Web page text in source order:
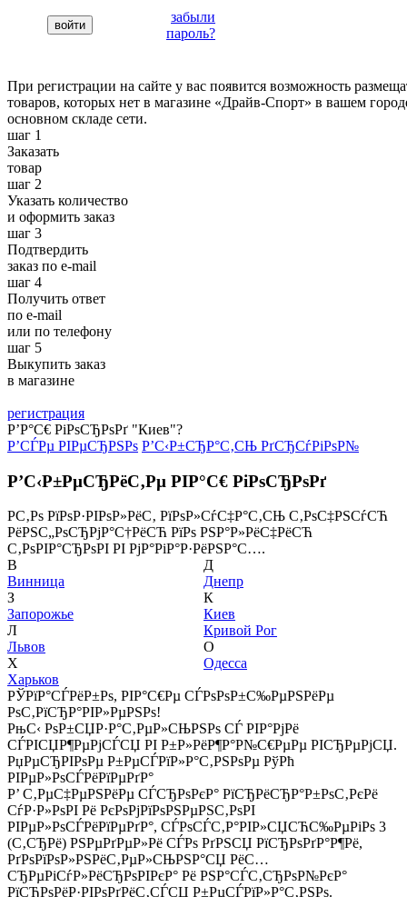
забыли
пароль?
При регистрации на сайте у вас появится возможность
товаров, которых нет в магазине «Драйв-Спорт» в вашем
основном складе сети.
шаг 1
Заказать
товар
шаг 2
Указать количество
и оформить заказ
шаг 3
Подтвердить
заказ по e-mail
шаг 4
Получить ответ
по e-mail
или по телефону
шаг 5
Выкупить заказ
в магазине
регистрация
Р’Р°С€ РіРѕСЂРѕРґ "Киев"?
Р’СЃРµ РІРµСЂРЅРѕ Р’С‹Р±СЂР°С‚СЊ РґСЂСѓРіРѕР№
Р’С‹Р±РµСЂРёС‚Рµ РІР°С€ РіРѕСЂРѕРґ
Р­С‚Рѕ РїРѕР·РІРѕР»РёС‚ РїРѕР»СѓС‡Р°С‚СЊ С‚РѕС‡РЅСѓСЋ
РёРЅС„РѕСЂРјР°С†РёСЋ РїРѕ РЅР°Р»РёС‡РёСЋ
С‚РѕРІР°СЂРѕРІ РІ РјР°РіР°Р·РёРЅР°С….
В
Винница
З
Запорожье
Л
Львов
Х
Харьков
Д
Днепр
К
Киев
Кривой Рог
О
Одесса
РЎРїР°СЃРёР±Рѕ, РІР°С€Рµ СЃРѕРѕР±С‰РµРЅРёРµ
РѕС‚РїСЂР°РІР»РµРЅРѕ!
РњС‹ РѕР±СЏР·Р°С‚РµР»СЊРЅРѕ СЃ РІР°РјРё
СЃРІСЏР¶РµРјСЃСЏ РІ Р±Р»РёР¶Р°Р№С€РµРµ РІСЂРµРјСЏ.
РџРµСЂРІРѕРµ Р±РµСЃРїР»Р°С‚РЅРѕРµ РўРћ
РІРµР»РѕСЃРёРїРµРґР°
Р’ С‚РµС‡РµРЅРёРµ СЃСЂРѕРєР° РїСЂРёСЂР°Р±РѕС‚РєРё
СѓР·Р»РѕРІ Рё РєРѕРјРїРѕРЅРµРЅС‚РѕРІ
РІРµР»РѕСЃРёРїРµРґР°, СЃРѕСЃС‚Р°РІР»СЏСЋС‰РµРіРѕ 3
(С‚СЂРё) РЅРµРґРµР»Рё СЃРѕ РґРЅСЏ РїСЂРѕРґР°Р¶Рё,
РґРѕРїРѕР»РЅРёС‚РµР»СЊРЅР°СЏ РёС…
СЂРµРіСѓР»РёСЂРѕРІРєР° Рё РЅР°СЃС‚СЂРѕР№РєР°
РїСЂРѕРёР·РІРѕРґРёС‚СЃСЏ Р±РµСЃРїР»Р°С‚РЅРѕ.